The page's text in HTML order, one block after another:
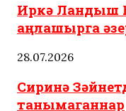
Иркә Ландыш
аңлашырга
28.07.2026
Сиринә
танымаганнар